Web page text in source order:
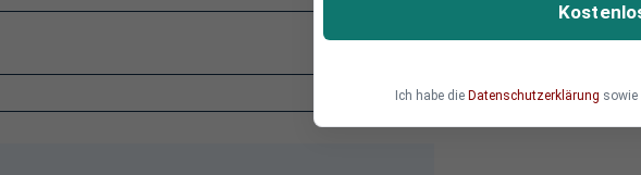
Ich habe die Datenschutzerklärung sowie